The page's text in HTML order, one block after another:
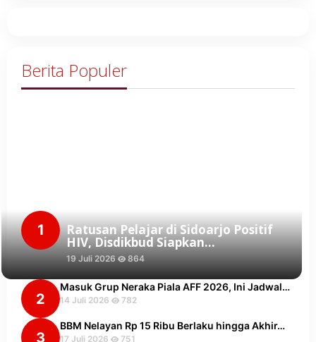
Berita Populer
1 Ratusan Pelajar di Sidoarjo Positif
HIV, Disdikbud Siapkan…
19 Juli 2026 864
2
Masuk Grup Neraka Piala AFF 2026, Ini Jadwal…
14 Juli 2026 782
3
BBM Nelayan Rp 15 Ribu Berlaku hingga Akhir…
17 Juli 2026 751